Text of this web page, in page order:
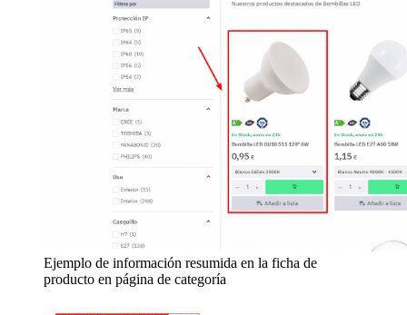
Ejemplo de información resumida en la ficha de
producto en página de categoría